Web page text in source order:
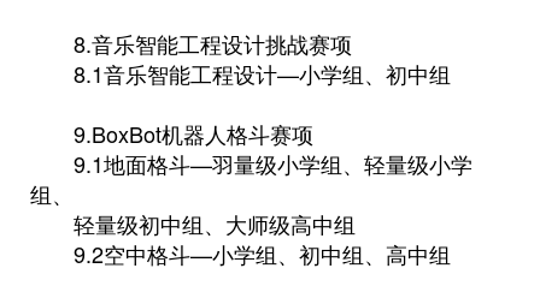
8.音乐智能工程设计挑战赛项
8.1音乐智能工程设计—小学组、初中组
9.BoxBot机器人格斗赛项
9.1地面格斗—羽量级小学组、轻量级小学
组、
轻量级初中组、大师级高中组
9.2空中格斗—小学组、初中组、高中组